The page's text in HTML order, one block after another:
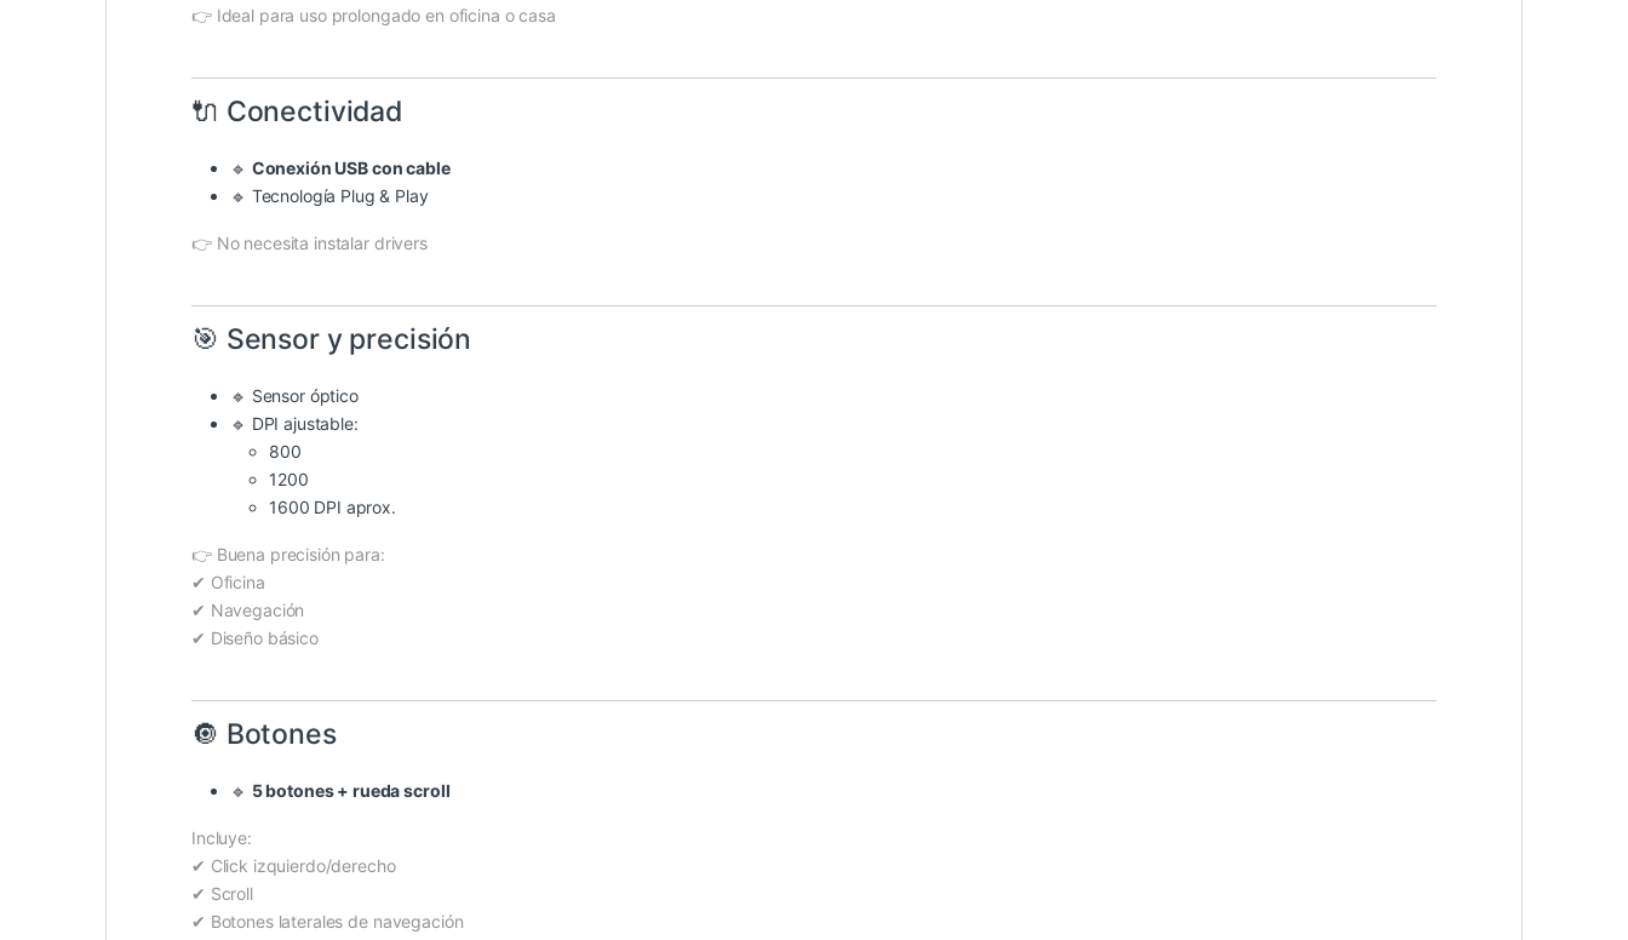
👉 Ideal para uso prolongado en oficina o casa
🔌 Conectividad
🔹 Conexión USB con cable
🔹 Tecnología Plug & Play
👉 No necesita instalar drivers
🎯 Sensor y precisión
🔹 Sensor óptico
🔹 DPI ajustable:
800
1200
1600 DPI aprox.
👉 Buena precisión para:
✔ Oficina
✔ Navegación
✔ Diseño básico
🔘 Botones
🔹 5 botones + rueda scroll
Incluye:
✔ Click izquierdo/derecho
✔ Scroll
✔ Botones laterales de navegación